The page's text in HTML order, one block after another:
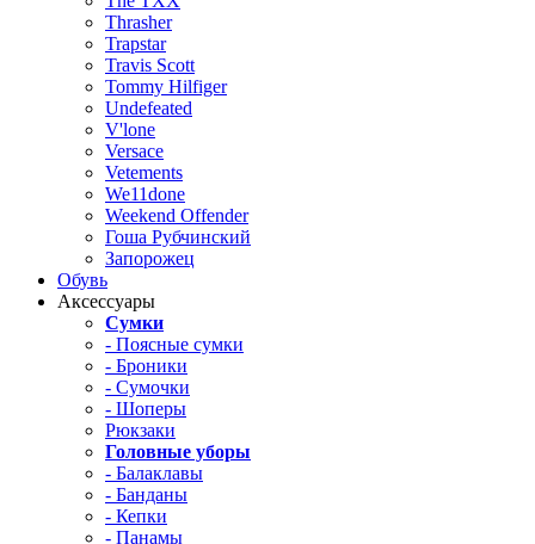
Thrasher
Trapstar
Travis Scott
Tommy Hilfiger
Undefeated
V'lone
Versace
Vetements
We11done
Weekend Offender
Гоша Рубчинский
Запорожец
Обувь
Аксессуары
Сумки
- Поясные сумки
- Броники
- Сумочки
- Шоперы
Рюкзаки
Головные уборы
- Балаклавы
- Банданы
- Кепки
- Панамы